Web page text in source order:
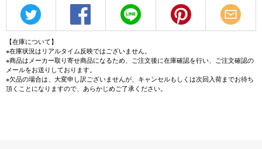
【在庫について】
※在庫状況はリアルタイム反映ではございません。
※商品はメーカー取り寄せ商品になるため、ご注文後に在庫確認を行い、ご注文確認の
メールをお送りしております。
※欠品の場合は、大変申し訳ございませんが、キャンセルもしくは次回入荷までお待ち
頂くことになりますので、あらかじめご了承ください。